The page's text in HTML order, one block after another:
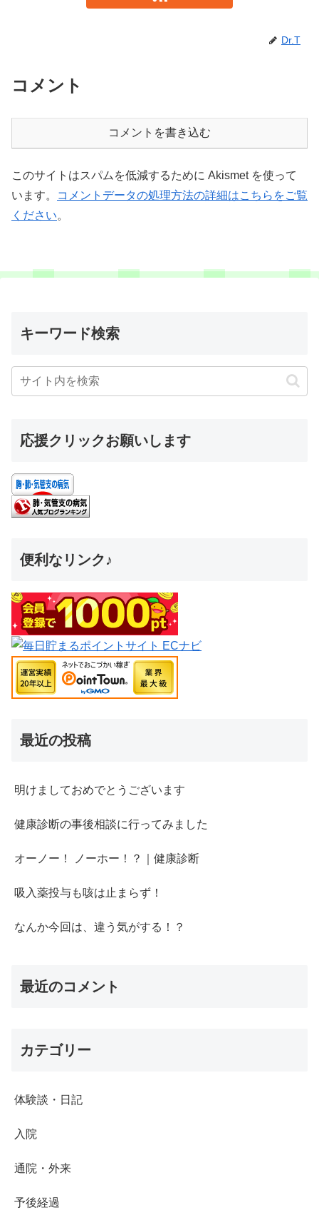
Dr.T
コメント
コメントを書き込む
このサイトはスパムを低減するために Akismet を使って
います。
コメントデータの処理方法の詳細はこちらをご覧
ください。
キーワード検索
応援クリックお願いします
便利なリンク♪
最近の投稿
明けましておめでとうございます
健康診断の事後相談に行ってみました
オーノー！ ノーホー！？｜健康診断
吸入薬投与も咳は止まらず！
なんか今回は、違う気がする！？
最近のコメント
カテゴリー
体験談・日記
入院
通院・外来
予後経過